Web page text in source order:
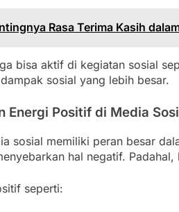
Rasa Terima Kasih
bisa aktif di kegiatan sosial
sosial yang lebih besar.
Energi Positif di Media
sosial memiliki peran besar
hal negatif.
seperti: